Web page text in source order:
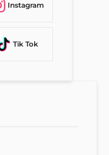
Instagram
Tik Tok